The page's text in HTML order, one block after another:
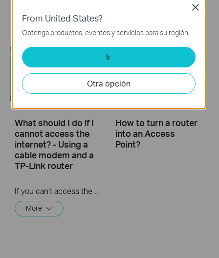
More
If you can’t access the internet using a DSL modem and TP-Link router, this video can help you solve the problem.
What should I do if I
cannot access the
internet? - Using a
cable modem and a
TP-Link router
If you can’t access the internet using a cable modem and TP-Link router, follow this video step by step to solve your problem.
More
How to turn a router
into an Access
Point?
From United States?
Obtenga productos, eventos y servicios para su región.
Ir
Otra opción
Close